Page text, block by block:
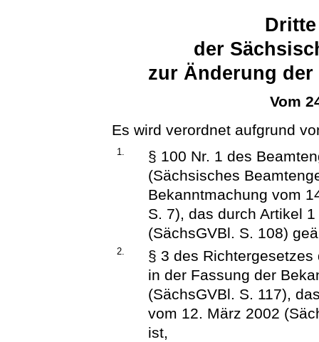
der
zur Änderung
Vom
Es wird verordnet aufgrund
1.
§ 100 Nr. 1 des
(Sächsisches
Bekanntmachung vom
S. 7), das durch Artikel
(SächsGVBl. S. 108)
2.
§ 3 des
in der Fassung der
(SächsGVBl. S. 117),
vom 12. März 2002
ist,